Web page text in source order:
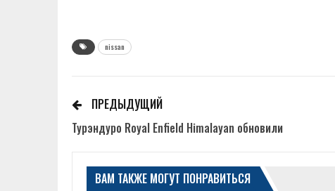
nissan
ПРЕДЫДУЩИЙ
Турэндуро Royal Enfield Himalayan обновили
ВАМ ТАКЖЕ МОГУТ ПОНРАВИТЬСЯ